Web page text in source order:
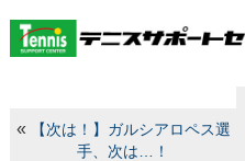
«
【次は！】ガルシアロペス選
手、次は…！